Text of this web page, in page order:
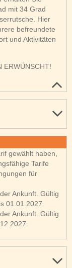
mit 34 Grad
Hier
befreundete
und Aktivitäten
ERWÜNSCHT!
gewählt haben,
Tarife
für
Ankunft. Gültig
01.01.2027
Ankunft. Gültig